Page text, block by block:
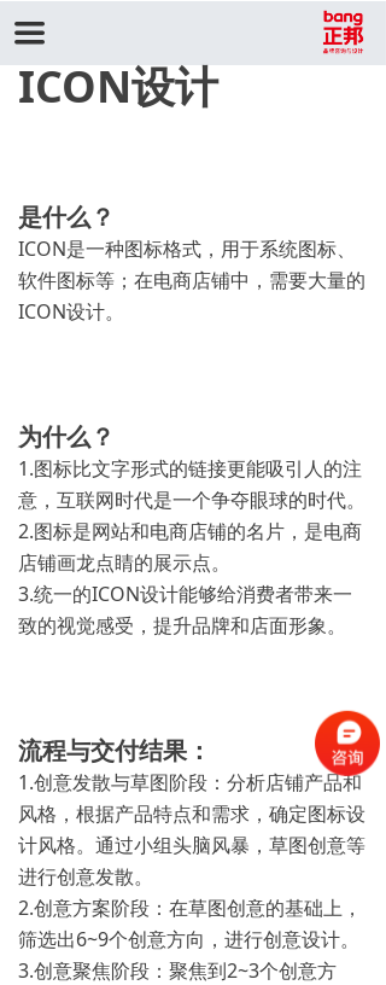
끀
ICON设计
是什么？
ICON是一种图标格式，用于系统图标、
软件图标等；在电商店铺中，需要大量的
ICON设计。
为什么？
1.图标比文字形式的链接更能吸引人的注
意，互联网时代是一个争夺眼球的时代。
2.图标是网站和电商店铺的名片，是电商
店铺画龙点睛的展示点。
3.统一的ICON设计能够给消费者带来一
致的视觉感受，提升品牌和店面形象。
流程与交付结果：
1.创意发散与草图阶段：分析店铺产品和
风格，根据产品特点和需求，确定图标设
计风格。通过小组头脑风暴，草图创意等
进行创意发散。
2.创意方案阶段：在草图创意的基础上，
筛选出6~9个创意方向，进行创意设计。
3.创意聚焦阶段：聚焦到2~3个创意方